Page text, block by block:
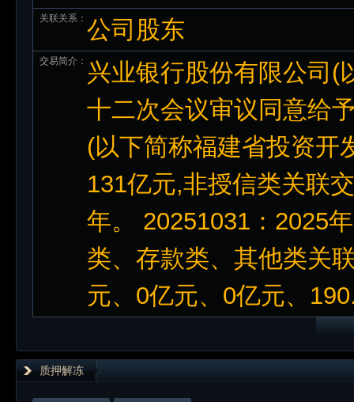
关联关系： 公司股东
交易简介： 兴业银行股份有限公司(
十二次会议审议同意给
(以下简称福建省投资开
131亿元,非授信类关联
年。 20251031：2025
类、存款类、其他类关
元、0亿元、0亿元、
质押解冻